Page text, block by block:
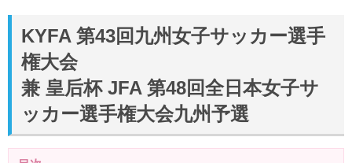
KYFA 第43回九州女子サッカー選手
権大会
兼 皇后杯 JFA 第48回全日本女子サ
ッカー選手権大会九州予選